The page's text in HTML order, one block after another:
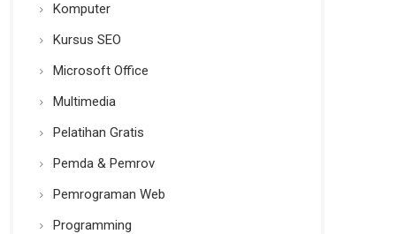
Komputer
Kursus SEO
Microsoft Office
Multimedia
Pelatihan Gratis
Pemda & Pemrov
Pemrograman Web
Programming